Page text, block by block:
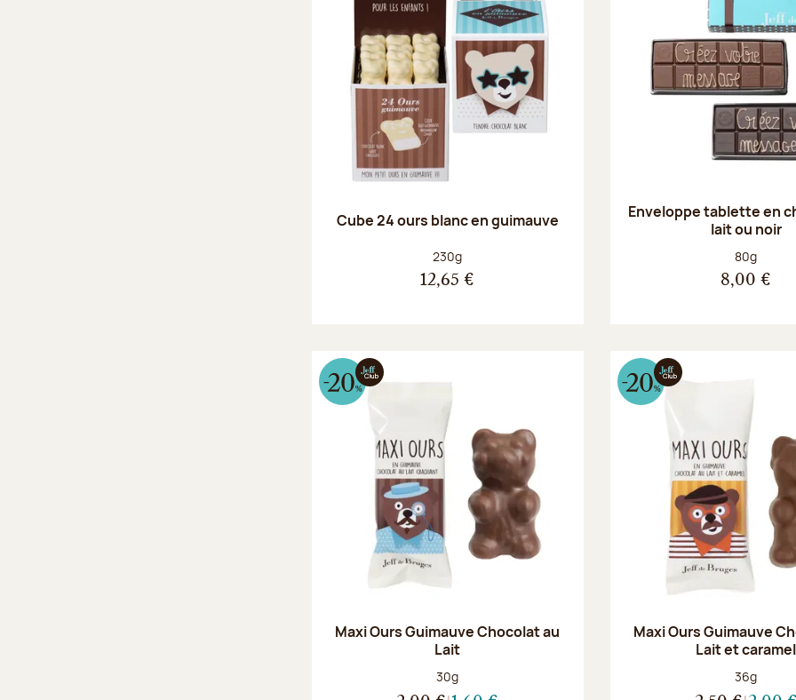
Cube 24 ours blanc en guimauve
Poids net :
230g
12,65 €
Enveloppe tablette en
lait ou noir
Poids net :
80g
8,00 €
Maxi Ours Guimauve Chocolat au
Lait
Poids net :
30g
Maxi Ours Guimauve
Lait et caramel
Poids net :
36g